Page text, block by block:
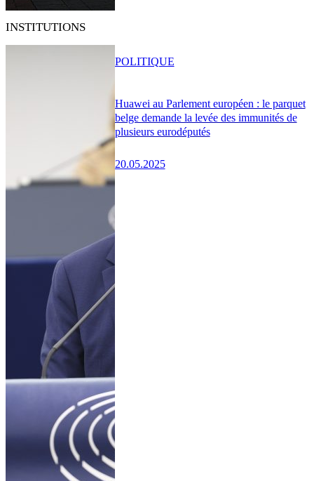
INSTITUTIONS
Huawei au Parlement européen : le parquet
belge demande la levée des immunités de
plusieurs eurodéputés
20.05.2025
POLITIQUE